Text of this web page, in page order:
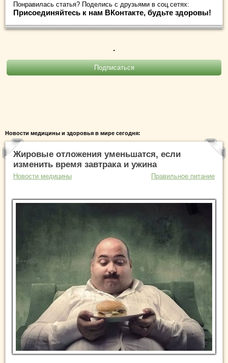
Понравилась статья? Поделись с друзьями в соц.сетях:
Присоединяйтесь к нам ВКонтакте, будьте здоровы!
.
Новости медицины и здоровья в мире сегодня:
Жировые отложения уменьшатся, если
изменить время завтрака и ужина
Новости медицины Правильное питание